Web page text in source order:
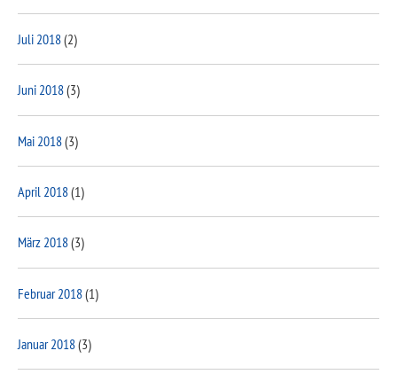
Juli 2018(2)
Juni 2018(3)
Mai 2018(3)
April 2018(1)
März 2018(3)
Februar 2018(1)
Januar 2018(3)